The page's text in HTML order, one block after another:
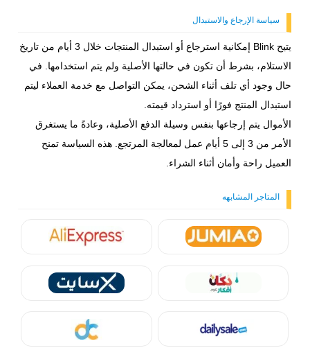
سياسة الإرجاع والاستبدال
يتيح Blink إمكانية استرجاع أو استبدال المنتجات خلال 3 أيام من تاريخ
الاستلام، بشرط أن تكون في حالتها الأصلية ولم يتم استخدامها. في
حال وجود أي تلف أثناء الشحن، يمكن التواصل مع خدمة العملاء ليتم
استبدال المنتج فورًا أو استرداد قيمته.
الأموال يتم إرجاعها بنفس وسيلة الدفع الأصلية، وعادةً ما يستغرق
الأمر من 3 إلى 5 أيام عمل لمعالجة المرتجع. هذه السياسة تمنح
العميل راحة وأمان أثناء الشراء.
المتاجر المشابهه